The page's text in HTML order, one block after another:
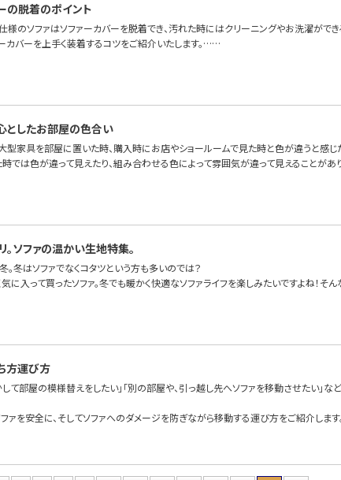
の脱着のポイント
様のソファはソファーカバーを脱着でき、汚れた時にはクリーニングやお洗濯ができ
カバーを上手く装着するコツをご紹介いたします。……
としたお部屋の色合い
型家具を部屋に置いた時、購入時にお店やショールームで見た時と色が違うと感
では色が違って見えたり、組み合わせる色によって雰囲気が違って見えることがあ
。ソファの温かい生地特集。
。冬はソファでなくコタツという方も多いのでは？
気に入って買ったソファ。冬でも暖かく快適なソファライフを楽しみたいですよね！
方運び方
して部屋の模様替えをしたい」「別の部屋や、引っ越し先へソファを移動させたい」
ァを安全に、そしてソファへのダメージを防ぎながら移動する運び方をご紹介しま